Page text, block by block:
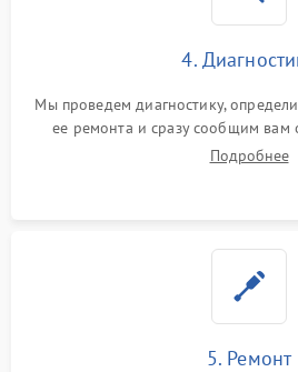
4.
Мы проведем диагностику,
ее ремонта и сразу сообщим вам
Подробнее
5. Ремонт